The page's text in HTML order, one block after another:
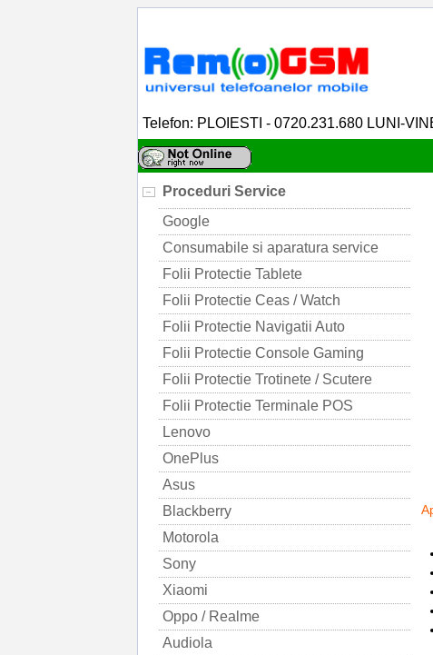
Telefon: PLOIESTI - 0720.231.680 LUNI-
Proceduri Service
Google
Consumabile si aparatura service
Folii Protectie Tablete
Folii Protectie Ceas / Watch
Folii Protectie Navigatii Auto
Folii Protectie Console Gaming
Folii Protectie Trotinete / Scutere
Folii Protectie Terminale POS
Lenovo
OnePlus
Asus
Blackberry
Motorola
Sony
Xiaomi
Oppo / Realme
Audiola